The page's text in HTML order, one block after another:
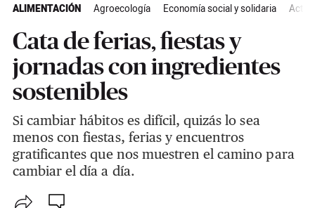
ALIMENTACIÓN Agroecología Economía social y solidaria
Cata de ferias, fiestas y
jornadas con ingredientes
sostenibles
Si cambiar hábitos es difícil, quizás lo sea
menos con fiestas, ferias y encuentros
gratificantes que nos muestren el camino para
cambiar el día a día.